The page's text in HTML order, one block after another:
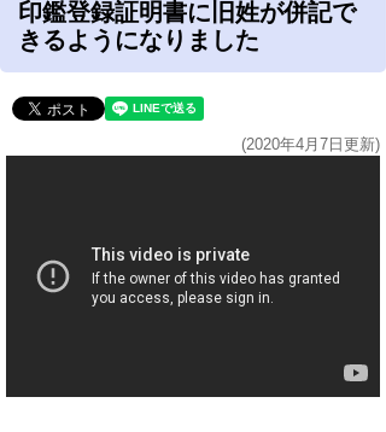
印鑑登録証明書に旧姓が併記で
きるようになりました
(2020年4月7日更新)